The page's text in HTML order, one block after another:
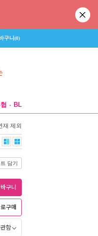
구니(0)
BL
재 제외
담기
구니
구매
함